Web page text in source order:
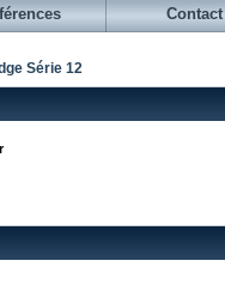
Contact
Série 12